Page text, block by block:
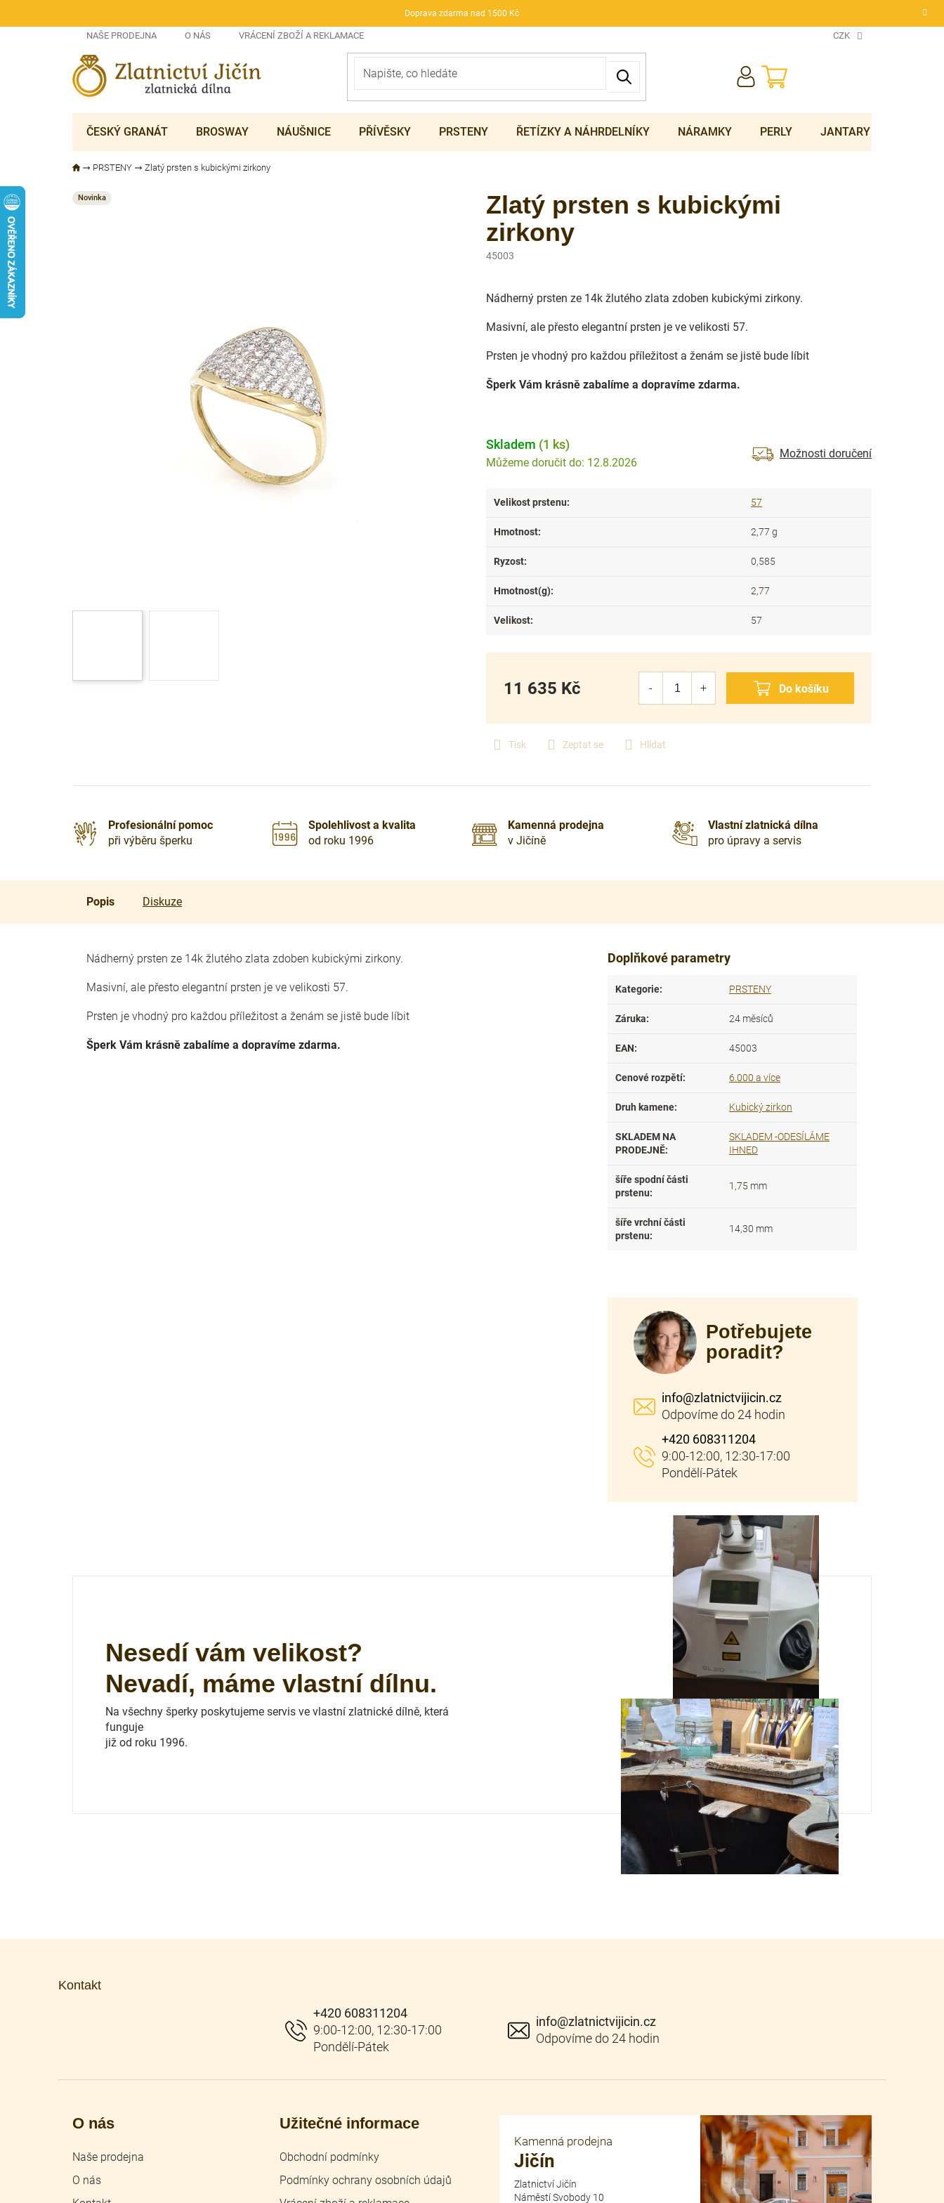
Doprava zdarma nad 1500 Kč
NAŠE PRODEJNA O NÁS VRÁCENÍ ZBOŽÍ A REKLAMACE CZK
NÁKUPNÍ
KOŠÍK
ČESKÝ GRANÁT BROSWAY NÁUŠNICE PŘÍVĚSKY PRSTENY ŘETÍZKY A NÁHRDELNÍKY NÁRAMKY PERLY JANTARY
PRSTENY Zlatý prsten s kubickými zirkony
Novinka
Nádherný prsten ze 14k žlutého zlata zdoben kubickými zirkony.
Masivní, ale přesto elegantní prsten je ve velikosti 57.
Prsten je vhodný pro každou příležitost a ženám se jistě bude líbit
Šperk Vám krásně zabalíme a dopravíme zdarma.
Tisk Zeptat se Hlídat
Zlatý prsten s kubickými
zirkony
45003
Skladem (1 ks)
12.8.2026
Možnosti doručení
11 635 Kč
Velikost prstenu: 57
Hmotnost: 2,77 g
Ryzost: 0,585
Hmotnost(g): 2,77
Velikost: 57
Profesionální pomoc
při výběru šperku
Spolehlivost a kvalita
od roku 1996
Kamenná prodejna
v Jičíně
Vlastní zlatnická dílna
pro úpravy a servis
Popis Diskuze
Nádherný prsten ze 14k žlutého zlata zdoben kubickými zirkony.
Masivní, ale přesto elegantní prsten je ve velikosti 57.
Prsten je vhodný pro každou příležitost a ženám se jistě bude líbit
Šperk Vám krásně zabalíme a dopravíme zdarma.
Doplňkové parametry
Kategorie: PRSTENY
Záruka: 24 měsíců
EAN: 45003
Cenové rozpětí: 6.000 a více
Druh kamene: Kubický zirkon
SKLADEM NA
PRODEJNĚ:
SKLADEM -ODESÍLÁME
IHNED
šíře spodní části
prstenu:
1,75 mm
šíře vrchní části
prstenu:
14,30 mm
Potřebujete
poradit?
info@zlatnictvijicin.cz
+420 608311204
Nesedí vám velikost?
Nevadí, máme vlastní dílnu.
Na všechny šperky poskytujeme servis ve vlastní zlatnické dílně, která
funguje
již od roku 1996.
Kontakt
info@zlatnictvijicin.cz
+420 608311204
O nás
Naše prodejna
O nás
Užitečné informace
Obchodní podmínky
Podmínky ochrany osobních údajů
Kamenná prodejna
Jičín
Zlatnictví Jičín
Náměstí Svobody 10